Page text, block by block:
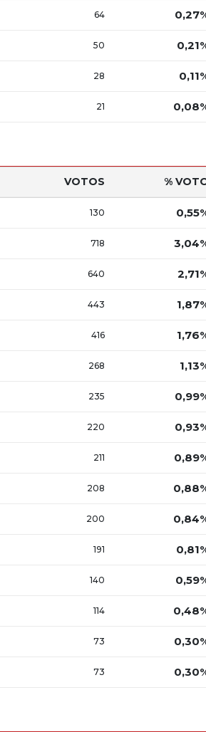
64
50
28
21
VOTOS %
130
718
640
443
416
268
235
220
211
208
200
191
140
114
73
73